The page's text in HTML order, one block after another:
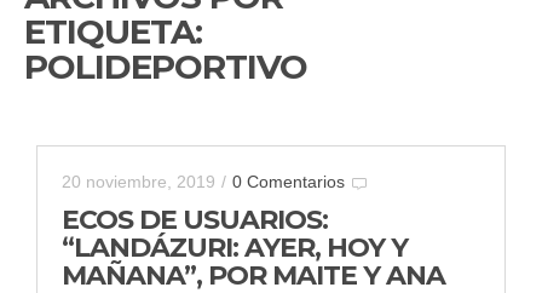
ETIQUETA:
POLIDEPORTIVO
20 noviembre, 2019 / 0 Comentarios
ECOS DE USUARIOS:
“LANDÁZURI: AYER, HOY Y
MAÑANA”, POR MAITE Y ANA